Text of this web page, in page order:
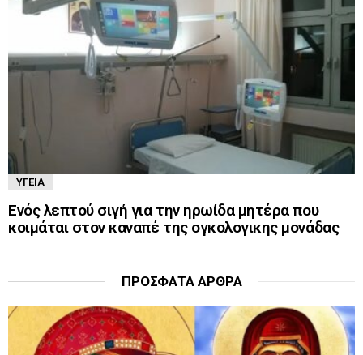
ΥΓΕΊΑ
Ενός λεπτού σιγή για την ηρωίδα μητέρα που
κοιμάται στον καναπέ της ογκολογικης μονάδας
ΠΡΌΣΦΑΤΑ ΆΡΘΡΑ